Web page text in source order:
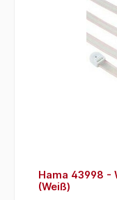
Hama 43998 -
(Weiß)